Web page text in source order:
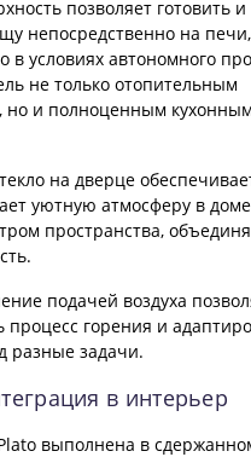
позволяет готовить и
непосредственно на
в условиях автономного
не только отопительным
но и полноценным кухонным
на дверце
уютную атмосферу в
пространства,
подачей воздуха
процесс горения и
разные задачи.
в интерьер
выполнена в